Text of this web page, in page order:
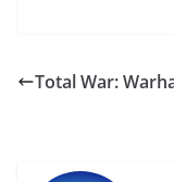
Total War: